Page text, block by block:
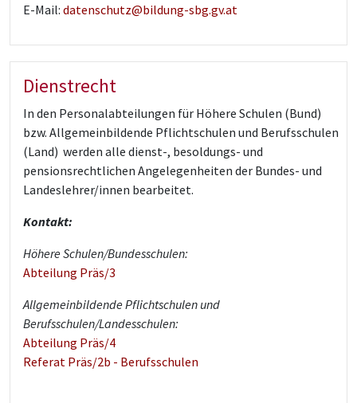
E-Mail: datenschutz@bildung-sbg.gv.at
Dienstrecht
In den Personalabteilungen für Höhere Schulen (Bund)
bzw. Allgemeinbildende Pflichtschulen und Berufsschulen
(Land) werden alle dienst-, besoldungs- und
pensionsrechtlichen Angelegenheiten der Bundes- und
Landeslehrer/innen bearbeitet.
Kontakt:
Höhere Schulen/Bundesschulen:
Abteilung Präs/3
Allgemeinbildende Pflichtschulen und
Berufsschulen/Landesschulen:
Abteilung Präs/4
Referat Präs/2b - Berufsschulen